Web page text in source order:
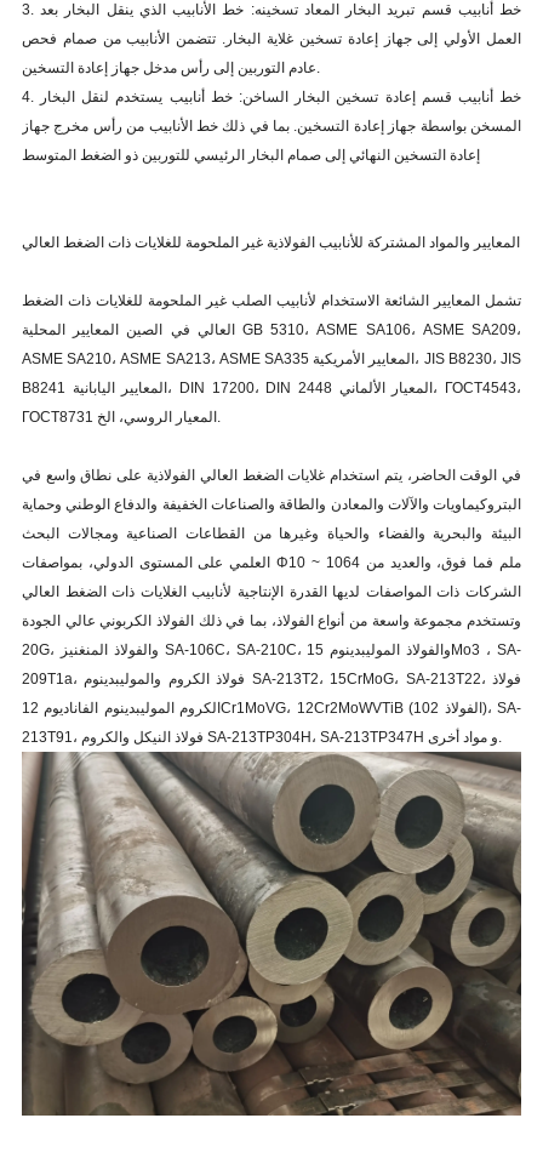
3. خط أنابيب قسم تبريد البخار المعاد تسخينه: خط الأنابيب الذي ينقل البخار بعد
العمل الأولي إلى جهاز إعادة تسخين غلاية البخار. تتضمن الأنابيب من صمام فحص
عادم التوربين إلى رأس مدخل جهاز إعادة التسخين.
4. خط أنابيب قسم إعادة تسخين البخار الساخن: خط أنابيب يستخدم لنقل البخار
المسخن بواسطة جهاز إعادة التسخين. بما في ذلك خط الأنابيب من رأس مخرج جهاز
إعادة التسخين النهائي إلى صمام البخار الرئيسي للتوربين ذو الضغط المتوسط
المعايير والمواد المشتركة للأنابيب الفولاذية غير الملحومة للغلايات ذات الضغط العالي
تشمل المعايير الشائعة الاستخدام لأنابيب الصلب غير الملحومة للغلايات ذات الضغط
العالي في الصين المعايير المحلية GB 5310، ASME SA106، ASME SA209،
ASME SA210، ASME SA213، ASME SA335 المعايير الأمريكية، JIS B8230، JIS
B8241 المعايير اليابانية، DIN 17200، DIN 2448 المعيار الألماني، ГОСТ4543،
ГОСТ8731 المعيار الروسي، الخ.
في الوقت الحاضر، يتم استخدام غلايات الضغط العالي الفولاذية على نطاق واسع في
البتروكيماويات والآلات والمعادن والطاقة والصناعات الخفيفة والدفاع الوطني وحماية
البيئة والبحرية والفضاء والحياة وغيرها من القطاعات الصناعية ومجالات البحث
العلمي على المستوى الدولي، بمواصفات Φ10 ~ 1064 ملم فما فوق، والعديد من
الشركات ذات المواصفات لديها القدرة الإنتاجية لأنابيب الغلايات ذات الضغط العالي
وتستخدم مجموعة واسعة من أنواع الفولاذ، بما في ذلك الفولاذ الكربوني عالي الجودة
20G، والفولاذ المنغنيز SA-106C، SA-210C، والفولاذ الموليبدينوم 15Mo3 ، SA-
209T1a، فولاذ الكروم والموليبدينوم SA-213T2، 15CrMoG، SA-213T22، فولاذ
الكروم الموليبدينوم الفاناديوم 12Cr1MoVG، 12Cr2MoWVTiB (الفولاذ 102)، SA-
213T91، فولاذ النيكل والكروم SA-213TP304H، SA-213TP347H و مواد أخرى.